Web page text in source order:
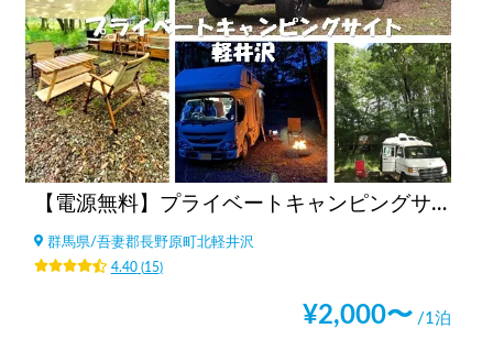
【電源無料】プライベートキャンピングサイト軽井沢
群馬県/吾妻郡長野原町北軽井沢
4.40(15)
¥2,000〜 /1泊